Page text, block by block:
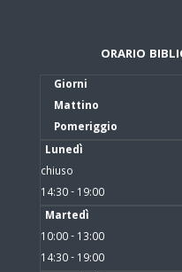
ORARIO
Giorni
Mattino
Pomeriggio
Lunedì
chiuso
14:30 - 19:00
Martedì
10:00 - 13:00
14:30 - 19:00